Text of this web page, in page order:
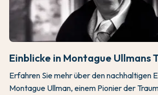
Einblicke in Montague Ullmans
Erfahren Sie mehr über den nachhaltigen
Montague Ullman, einem Pionier der